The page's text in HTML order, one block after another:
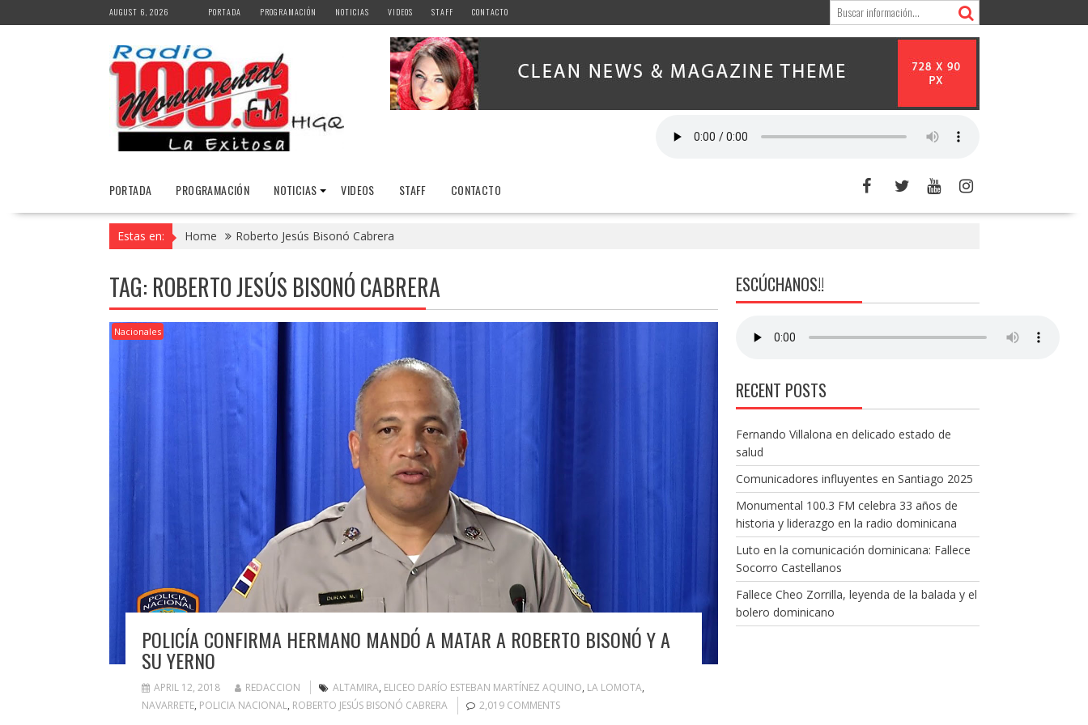
to
AUGUST 6, 2026 PORTADA PROGRAMACIÓN NOTICIAS VIDEOS STAFF CONTACTO
PORTADA PROGRAMACIÓN NOTICIAS VIDEOS STAFF CONTACTO
Estas en: Home Roberto Jesús Bisonó Cabrera
TAG: ROBERTO JESÚS BISONÓ CABRERA
Nacionales
POLICÍA CONFIRMA HERMANO MANDÓ A MATAR A ROBERTO BISONÓ Y A
SU YERNO
APRIL 12, 2018 REDACCION ALTAMIRA, ELICEO DARÍO ESTEBAN MARTÍNEZ AQUINO, LA LOMOTA,
NAVARRETE, POLICIA NACIONAL, ROBERTO JESÚS BISONÓ CABRERA 2,019 COMMENTS
ESCÚCHANOS!!
RECENT POSTS
Fernando Villalona en delicado estado de
salud
Comunicadores influyentes en Santiago 2025
Monumental 100.3 FM celebra 33 años de
historia y liderazgo en la radio dominicana
Luto en la comunicación dominicana: Fallece
Socorro Castellanos
Fallece Cheo Zorrilla, leyenda de la balada y el
bolero dominicano